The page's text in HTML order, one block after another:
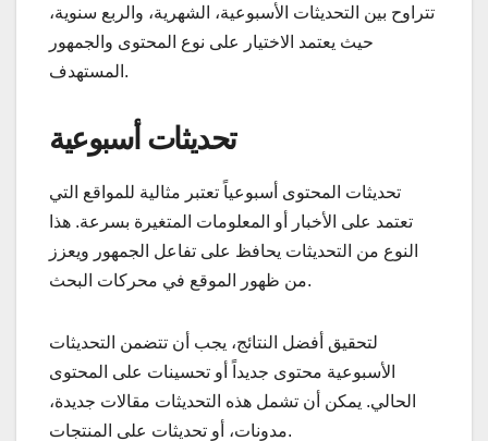
تتراوح بين التحديثات الأسبوعية، الشهرية، والربع سنوية،
حيث يعتمد الاختيار على نوع المحتوى والجمهور
المستهدف.
تحديثات أسبوعية
تحديثات المحتوى أسبوعياً تعتبر مثالية للمواقع التي
تعتمد على الأخبار أو المعلومات المتغيرة بسرعة. هذا
النوع من التحديثات يحافظ على تفاعل الجمهور ويعزز
من ظهور الموقع في محركات البحث.
لتحقيق أفضل النتائج، يجب أن تتضمن التحديثات
الأسبوعية محتوى جديداً أو تحسينات على المحتوى
الحالي. يمكن أن تشمل هذه التحديثات مقالات جديدة،
مدونات، أو تحديثات على المنتجات.